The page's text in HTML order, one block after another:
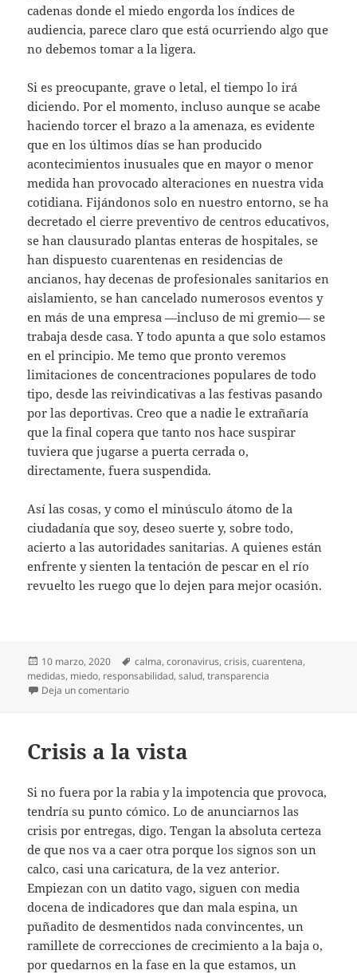
cadenas donde el miedo engorda los índices de
audiencia, parece claro que está ocurriendo algo que
no debemos tomar a la ligera.
Si es preocupante, grave o letal, el tiempo lo irá
diciendo. Por el momento, incluso aunque se acabe
haciendo torcer el brazo a la amenaza, es evidente
que en los últimos días se han producido
acontecimientos inusuales que en mayor o menor
medida han provocado alteraciones en nuestra vida
cotidiana. Fijándonos solo en nuestro entorno, se ha
decretado el cierre preventivo de centros educativos,
se han clausurado plantas enteras de hospitales, se
han dispuesto cuarentenas en residencias de
ancianos, hay decenas de profesionales sanitarios en
aislamiento, se han cancelado numerosos eventos y
en más de una empresa —incluso de mi gremio— se
trabaja desde casa. Y todo apunta a que solo estamos
en el principio. Me temo que pronto veremos
limitaciones de concentraciones populares de todo
tipo, desde las reivindicativas a las festivas pasando
por las deportivas. Creo que a nadie le extrañaría
que la final copera que tanto nos hace suspirar
tuviera que jugarse a puerta cerrada o,
directamente, fuera suspendida.
Así las cosas, y como el minúsculo átomo de la
ciudadanía que soy, deseo suerte y, sobre todo,
acierto a las autoridades sanitarias. A quienes están
enfrente y sienten la tentación de pescar en el río
revuelto les ruego que lo dejen para mejor ocasión.
Publicado
el
10 marzo, 2020 Etiquetas
calma,coronavirus,crisis,cuarentena,
medidas, miedo, responsabilidad,salud,transparencia
Deja un comentarioen ¡Y lo que nos queda!
Crisis a la vista
Si no fuera por la rabia y la impotencia que provoca,
tendría su punto cómico. Lo de anunciarnos las
crisis por entregas, digo. Tengan la absoluta certeza
de que nos va a caer otra porque los signos son un
calco, casi una caricatura, de la vez anterior.
Empiezan con un datito vago, siguen con media
docena de indicadores que dan mala espina, un
puñadito de desmentidos nada convincentes, un
ramillete de correcciones de crecimiento a la baja o,
por quedarnos en la fase en la que estamos, un